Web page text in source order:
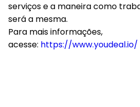
serviços e a maneira como
será a mesma.
Para mais informações,
acesse: https://www.youdeal.io/